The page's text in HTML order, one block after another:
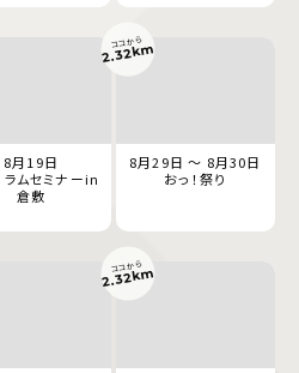
8月19日
ムセミナーin
倉敷
8月29日 ～ 8月30日
おっ！祭り
ココから
2.32km
ココから
2.32km